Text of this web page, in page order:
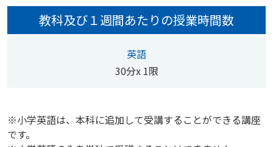
教科及び１週間あたりの授業時間数
英語
30分x 1限
※小学英語は、本科に追加して受講することができる講座
です。